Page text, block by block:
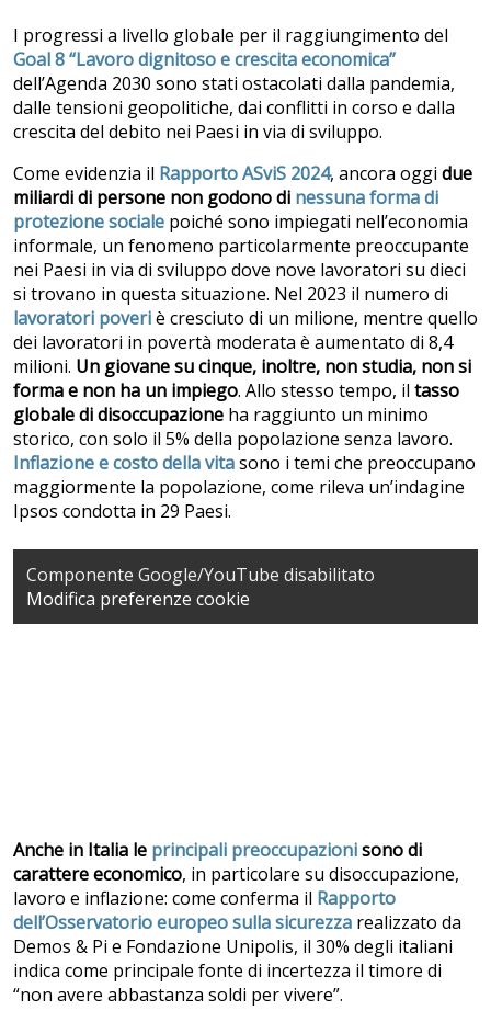
I progressi a livello globale per il raggiungimento del
Goal 8 “Lavoro dignitoso e crescita economica”
dell’Agenda 2030 sono stati ostacolati dalla pandemia,
dalle tensioni geopolitiche, dai conflitti in corso e dalla
crescita del debito nei Paesi in via di sviluppo.
Come evidenzia il Rapporto ASviS 2024, ancora oggi due
miliardi di persone non godono di nessuna forma di
protezione sociale poiché sono impiegati nell’economia
informale, un fenomeno particolarmente preoccupante
nei Paesi in via di sviluppo dove nove lavoratori su dieci
si trovano in questa situazione. Nel 2023 il numero di
lavoratori poveriè cresciuto di un milione, mentre quello
dei lavoratori in povertà moderata è aumentato di 8,4
milioni. Un giovane su cinque, inoltre, non studia, non si
forma e non ha un impiego. Allo stesso tempo, il tasso
globale di disoccupazione ha raggiunto un minimo
storico, con solo il 5% della popolazione senza lavoro.
Inflazione e costo della vitasono i temi che preoccupano
maggiormente la popolazione, come rileva un’indagine
Ipsos condotta in 29 Paesi.
Componente Google/YouTube disabilitato
Modifica preferenze cookie
Anche in Italia le principali preoccupazionisono di
carattere economico, in particolare su disoccupazione,
lavoro e inflazione: come conferma il Rapporto
dell’Osservatorio europeo sulla sicurezza realizzato da
Demos & Pi e Fondazione Unipolis, il 30% degli italiani
indica come principale fonte di incertezza il timore di
“non avere abbastanza soldi per vivere”.